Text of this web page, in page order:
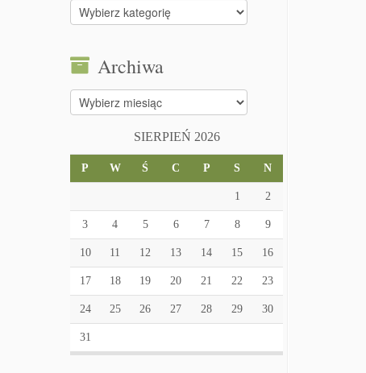
Kategorie
Archiwa
Archiwa
SIERPIEŃ 2026
P W Ś C P S N
1 2
3 4 5 6 7 8 9
10 11 12 13 14 15 16
17 18 19 20 21 22 23
24 25 26 27 28 29 30
31